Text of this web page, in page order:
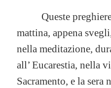
Queste
mattina, appena
nella meditazione,
all’ Eucarestia, nella
Sacramento, e la sera